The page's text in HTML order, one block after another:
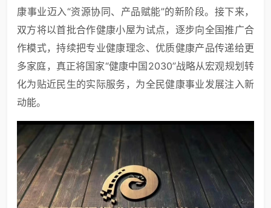
康事业迈入“资源协同、产品赋能”的新阶段。接下来，
双方将以首批合作健康小屋为试点，逐步向全国推广合
作模式，持续把专业健康理念、优质健康产品传递给更
多家庭，真正将国家“健康中国2030”战略从宏观规划转
化为贴近民生的实际服务，为全民健康事业发展注入新
动能。